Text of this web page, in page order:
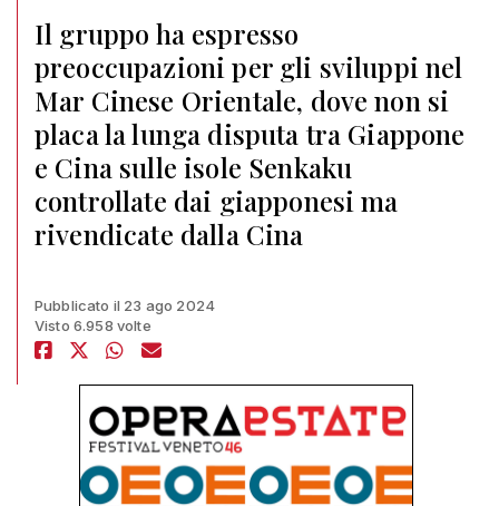
Il gruppo ha espresso
preoccupazioni per gli sviluppi nel
Mar Cinese Orientale, dove non si
placa la lunga disputa tra Giappone
e Cina sulle isole Senkaku
controllate dai giapponesi ma
rivendicate dalla Cina
Pubblicato il 23 ago 2024
Visto 6.958 volte